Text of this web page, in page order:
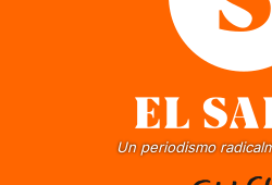
Un periodismo